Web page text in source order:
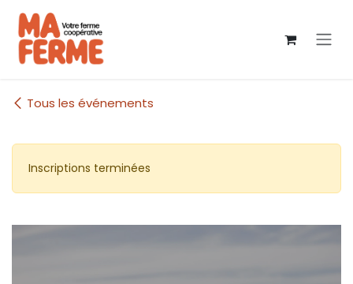
Tous les événements
Inscriptions terminées